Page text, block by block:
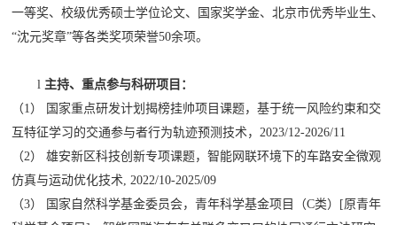
一等奖、校级优秀硕士学位论文、国家奖学金、北京市优秀毕业生、
“沈元奖章”等各类奖项荣誉50余项。
l 主持、重点参与科研项目：
（1）
国家重点研发计划揭榜挂帅项目课题，基于统一风险约束和交
互特征学习的交通参与者行为轨迹预测技术，2023/12-2026/11
（2）
雄安新区科技创新专项课题，智能网联环境下的车路安全微观
仿真与运动优化技术, 2022/10-2025/09
（3） 国家自然科学基金委员会，青年科学基金项目（C类） [原青年